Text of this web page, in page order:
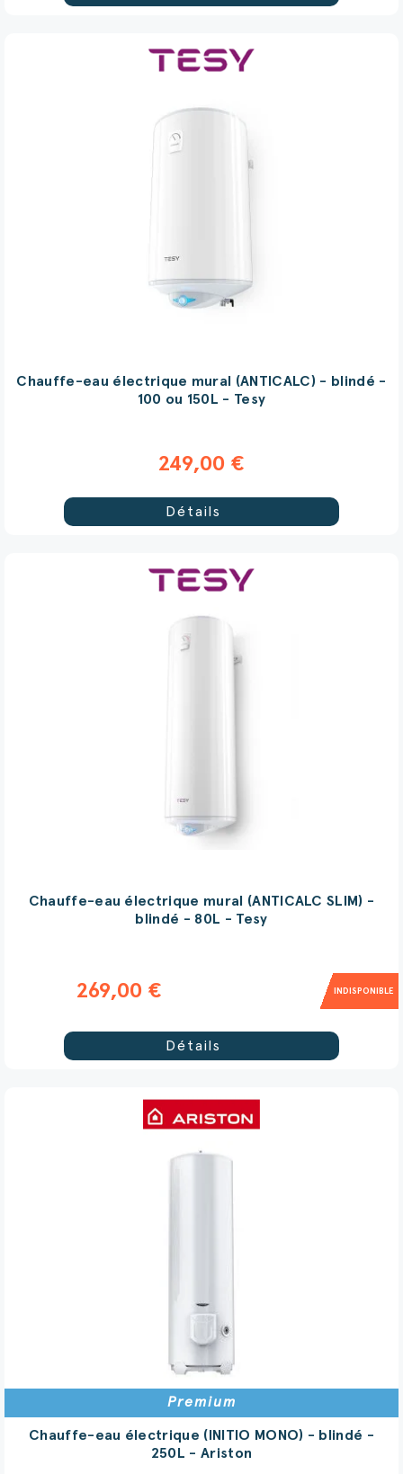
Chauffe-eau électrique mural (ANTICALC) - blindé -
100 ou 150L - Tesy
249,00 €
Détails
Chauffe-eau électrique mural (ANTICALC SLIM) -
blindé - 80L - Tesy
269,00 € INDISPONIBLE
Détails
Premium
Chauffe-eau électrique (INITIO MONO) - blindé -
250L - Ariston